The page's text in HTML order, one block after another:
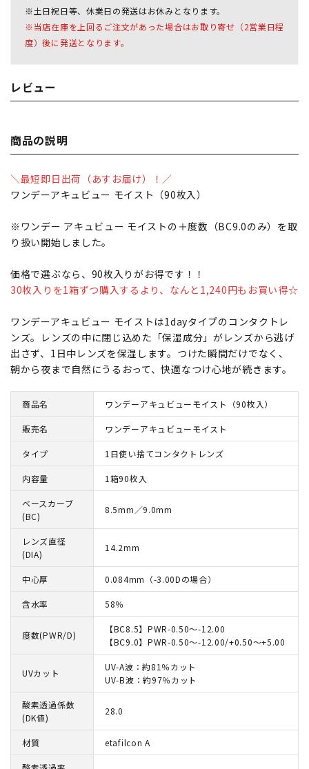
※土日祝日等、休業日の発送はお休みとなります。
※当店在庫を上回るご注文があった場合はお取り寄せ（2営業日程
度）後に発送となります。
レビュー
商品の説明
＼最短即日出荷（あすお届け）！／
ワンデーアキュビュー モイスト（90枚入）
※ワンデー アキュビュー モイストの＋度数（BC9.0のみ）を取
り扱い開始しました。
価格で選ぶなら、90枚入りがお得です！！
30枚入りを1箱ずつ購入するより、なんと1,240円もお買い得☆
ワンデーアキュビュー モイストは1dayタイプのコンタクトレ
ンズ。レンズの中に閉じ込めた「保湿成分」がレンズから逃げ
出さず、1日中レンズを保湿します。つけた瞬間だけでなく、
朝から夜まで自然にうるおって、快適なつけ心地が続きます。
商品名 ワンデーアキュビューモイスト（90枚入）
販売名 ワンデーアキュビューモイスト
タイプ 1日使い捨てコンタクトレンズ
内容量 1箱90枚入
ベースカーブ
(BC)
8.5mm／9.0mm
レンズ直径
(DIA)
14.2mm
中心厚 0.084mm（-3.00Dの場合）
含水率 58％
度数(PWR/D)
【BC8.5】PWR-0.50～-12.00
【BC9.0】PWR-0.50～-12.00/+0.50～+5.00
UVカット
UV-A波：約81％カット
UV-B波：約97％カット
酸素透過係数
(DK値)
28.0
材質 etafilcon A